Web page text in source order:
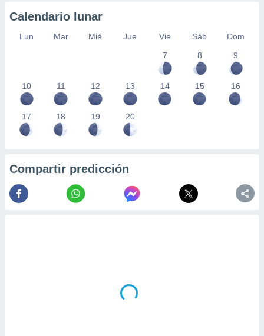
Calendario lunar
Lun Mar Mié Jue Vie Sáb
Dom
7
8 9
10 11 12 13 14 15 16
17 18 19 20
Compartir predicción